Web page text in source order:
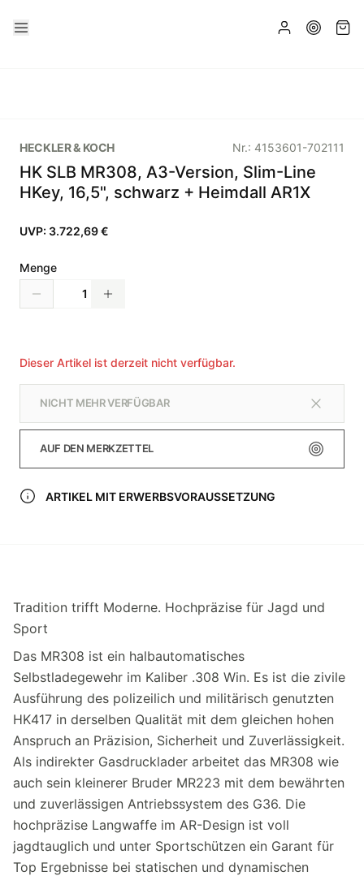
HECKLER & KOCH Nr.: 4153601-702111
HK SLB MR308, A3-Version, Slim-Line
HKey, 16,5", schwarz + Heimdall AR1X
UVP: 3.722,69 €
Menge
Dieser Artikel ist derzeit nicht verfügbar.
NICHT MEHR VERFÜGBAR
AUF DEN MERKZETTEL
ARTIKEL MIT ERWERBSVORAUSSETZUNG
Tradition trifft Moderne. Hochpräzise für Jagd und
Sport
Das MR308 ist ein halbautomatisches
Selbstladegewehr im Kaliber .308 Win. Es ist die zivile
Ausführung des polizeilich und militärisch genutzten
HK417 in derselben Qualität mit dem gleichen hohen
Anspruch an Präzision, Sicherheit und Zuverlässigkeit.
Als indirekter Gasdrucklader arbeitet das MR308 wie
auch sein kleinerer Bruder MR223 mit dem bewährten
und zuverlässigen Antriebssystem des G36. Die
hochpräzise Langwaffe im AR-Design ist voll
jagdtauglich und unter Sportschützen ein Garant für
Top Ergebnisse bei statischen und dynamischen